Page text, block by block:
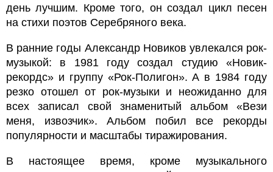
день лучшим. Кроме того, он создал цикл песен
на стихи поэтов Серебряного века.
В ранние годы Александр Новиков увлекался рок-
музыкой: в 1981 году создал студию «Новик-
рекордс» и группу «Рок-Полигон». А в 1984 году
резко отошел от рок-музыки и неожиданно для
всех записал свой знаменитый альбом «Вези
меня, извозчик». Альбом побил все рекорды
популярности и масштабы тиражирования.
В настоящее время, кроме музыкального